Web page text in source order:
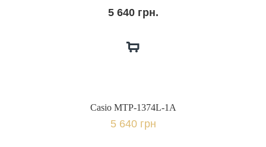
5 640 грн.
Casio MTP-1374L-1A
5 640 грн